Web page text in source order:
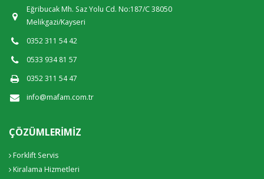
Eğribucak Mh. Saz Yolu Cd. No:187/C 38050
Melikgazi/Kayseri
0352 311 54 42
0533 934 81 57
0352 311 54 47
info@mafam.com.tr
ÇÖZÜMLERIMIZ
Forklift Servis
Kiralama Hizmetleri